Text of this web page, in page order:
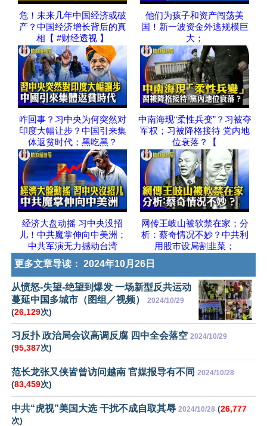
危！未来几年中国经济或破
产？中国经济增长背后的真
相【 #财经透视 】
他们为孩子和资产闯荡美
国！新一波资金外逃规模巨
大；
咋回事？习中央为何突然对
印度大幅让步？中国引来集
体返贫时代；黑吃黑？
中南海现“柔性兵变”？习被夺
军权；习被降格接待 党内地
位衰落？【
经济大盘动摇 习中央没招
儿！中共魔掌伸向中美洲；
中共军演无力撼动台湾
网传王岐山被软禁在家；分
析：蔡奇情况不妙？中共利
用股市设局割韭菜；
更多文章导读： 2024年10月26日
从愤怒-失望-绝望到爆发 一场新型反共运动
蔓延中国多城市（图组／视频）
2024/10/29
(26,129次)
习反扑 政治局会议高调反腐 四中全会落空 2024/10/29
(95,387次)
范长龙张又侠皆曾访问越南 官媒报导有不同 2024/10/28
(83,459次)
中共“虎视”美国大选 干扰不成自取其辱 2024/10/28 (26,777
次)